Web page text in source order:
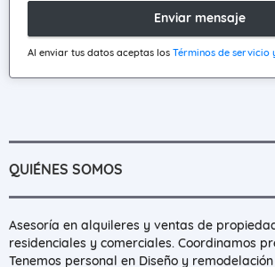
Enviar mensaje
Al enviar tus datos aceptas los Términos de servicio
QUIÉNES SOMOS
Asesoría en alquileres y ventas de
residenciales y comerciales. Coordinamos
Tenemos personal en Diseño y